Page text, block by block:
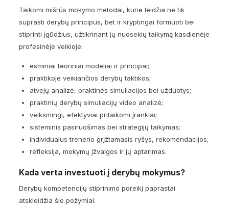
Taikomi mišrūs mokymo metodai, kurie leidžia ne tik
suprasti derybų principus, bet ir kryptingai formuoti bei
stiprinti įgūdžius, užtikrinant jų nuoseklų taikymą kasdienėje
profesinėje veikloje:
esminiai teoriniai modeliai ir principai;
praktikoje veikiančios derybų taktikos;
atvejų analizė, praktinės simuliacijos bei užduotys;
praktinių derybų simuliacijų video analizė;
veiksmingi, efektyviai pritaikomi įrankiai;
sisteminis pasiruošimas bei strategijų taikymas;
individualus trenerio grįžtamasis ryšys, rekomendacijos;
refleksija, mokymų įžvalgos ir jų aptarimas.
Kada verta investuoti į derybų mokymus?
Derybų kompetencijų stiprinimo poreikį paprastai
atskleidžia šie požymiai: